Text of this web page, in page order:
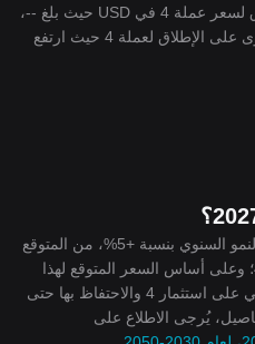
تم تسجيل أدنى مستوى على الإطلاق لسعر عملة 4 في USD حيث بلغ --،
وسُجل في . بالمقارنة مع أقل مستوى على الإطلاق لعملة 4 حيث ارتفع
في 2027، بناءً على توقعات معدّل النمو السنوي بنسبة +5%، من المتوقع
أن يصل سعر 4(4) إلى $0.{5}4318؛ وعلى أساس السعر المتوقع لهذا
العام، سيصل عائد الاستثمار التراكمي على استثمار 4 والاحتفاظ بها حتى